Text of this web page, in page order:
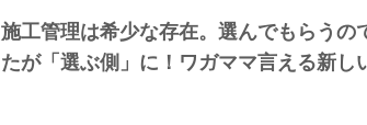
施工管理は希少な存在。選んでもらうの
たが「選ぶ側」に！ワガママ言える新し